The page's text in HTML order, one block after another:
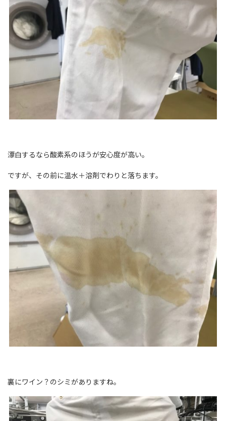
漂白するなら酸素系のほうが安心度が高い。
ですが、その前に温水＋溶剤でわりと落ちます。
裏にワイン？のシミがありますね。